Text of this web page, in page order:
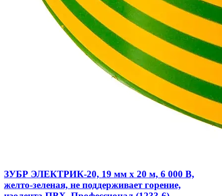
ЗУБР ЭЛЕКТРИК-20, 19 мм х 20 м, 6 000 В,
желто-зеленая, не поддерживает горение,